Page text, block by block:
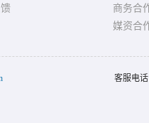
商务合
媒资合
客服电